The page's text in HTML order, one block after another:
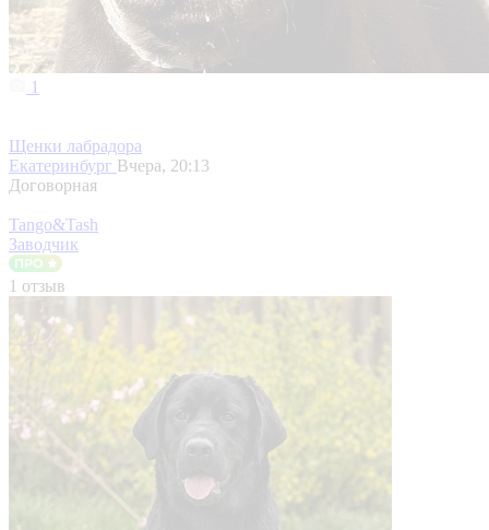
1
Щенки лабрадора
Екатеринбург Вчера, 20:13
Договорная
Tango&Tash
Заводчик
1 отзыв